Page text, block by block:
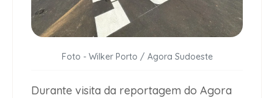
Foto - Wilker Porto / Agora Sudoeste
Durante visita da reportagem do Agora